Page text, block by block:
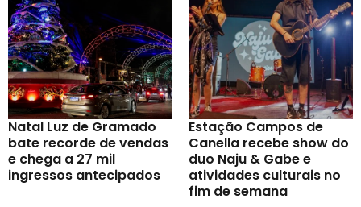
Natal Luz de Gramado
bate recorde de vendas
e chega a 27 mil
ingressos antecipados
Estação Campos de
Canella recebe show do
duo Naju & Gabe e
atividades culturais no
fim de semana